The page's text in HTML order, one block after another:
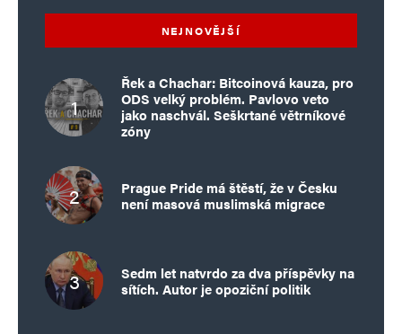
NEJNOVĚJŠÍ
Řek a Chachar: Bitcoinová kauza, pro
ODS velký problém. Pavlovo veto
jako naschvál. Seškrtané větrníkové
zóny
Prague Pride má štěstí, že v Česku
není masová muslimská migrace
Sedm let natvrdo za dva příspěvky na
sítích. Autor je opoziční politik